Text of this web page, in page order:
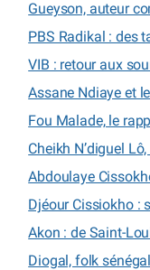
Gueyson, auteur
PBS Radikal : des
VIB : retour aux
Assane Ndiaye et
Fou Malade, le
Cheikh N’diguel
Abdoulaye
Djéour Cissiokho :
Akon : de Saint-
Diogal, folk